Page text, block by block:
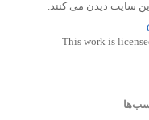
This work is